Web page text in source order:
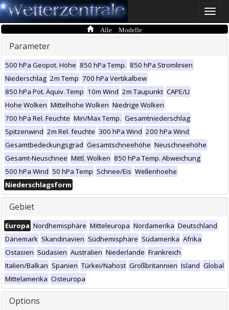
Toggle
Alle Modelle
Parameter
500 hPa Geopot. Höhe 850 hPa Temp. 850 hPa Stromlinien
Niederschlag 2m Temp 700 hPa Vertikalbew
850 hPa Pot. Äquiv. Temp 10m Wind 2m Taupunkt CAPE/LI
Hohe Wolken Mittelhohe Wolken Niedrige Wolken
700 hPa Rel. Feuchte Min/Max Temp. Gesamtniederschlag
Spitzenwind 2m Rel. feuchte 300 hPa Wind 200 hPa Wind
Gesamtbedeckungsgrad Gesamtschneehöhe Neuschneehöhe
Gesamt-Neuschnee Mittl. Wolken 850 hPa Temp. Abweichung
500 hPa Wind 50 hPa Temp Schnee/Eis Wellenhoehe
Niederschlagsform
Gebiet
Europa Nordhemisphäre Mitteleuropa Nordamerika Deutschland
Dänemark Skandinavien Südhemisphäre Südamerika Afrika
Ostasien Südasien Australien Niederlande Frankreich
Italien/Balkan Spanien Türkei/Nahost Großbritannien Island Global
Mittelamerika Osteuropa
Options